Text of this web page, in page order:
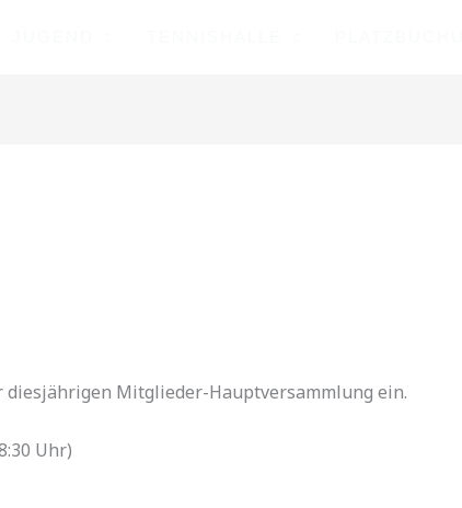
diesjährigen Mitglieder-Hauptversammlung ein.
Uhr)